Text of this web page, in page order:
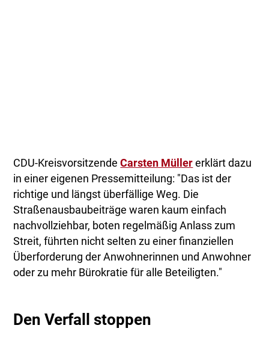
CDU-KreisvorsitzendeCarsten Müller erklärt dazu
in einer eigenen Pressemitteilung: "Das ist der
richtige und längst überfällige Weg. Die
Straßenausbaubeiträge waren kaum einfach
nachvollziehbar, boten regelmäßig Anlass zum
Streit, führten nicht selten zu einer finanziellen
Überforderung der Anwohnerinnen und Anwohner
oder zu mehr Bürokratie für alle Beteiligten."
Den Verfall stoppen